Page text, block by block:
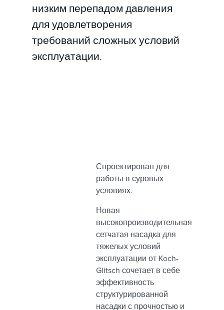
низким перепадом давления
для удовлетворения
требований сложных условий
эксплуатации.
Спроектирован для
работы в суровых
условиях.
Новая
высокопроизводительная
сетчатая насадка для
тяжелых условий
эксплуатации от Koch-
Glitsch сочетает в себе
эффективность
структурированной
насадки с прочностью и